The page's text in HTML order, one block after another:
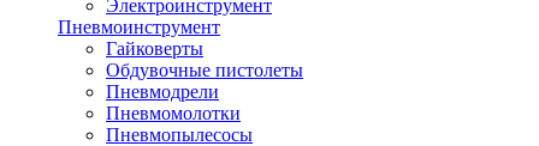
Электроинструмент
Пневмоинструмент
Гайковерты
Обдувочные пистолеты
Пневмодрели
Пневмомолотки
Пневмопылесосы